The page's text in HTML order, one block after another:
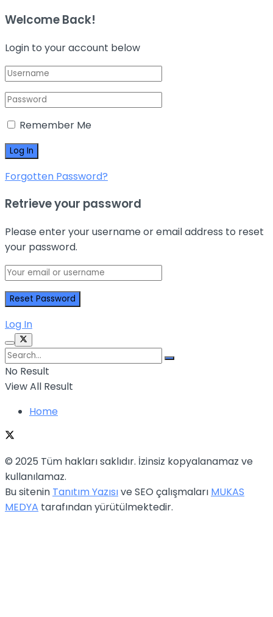
Welcome Back!
Login to your account below
Remember Me
Forgotten Password?
Retrieve your password
Please enter your username or email address to reset
your password.
Log In
No Result
View All Result
Home
© 2025 Tüm hakları saklıdır. İzinsiz kopyalanamaz ve
kullanılamaz.
Bu sitenin Tanıtım Yazısıve SEO çalışmaları MUKAS
MEDYA tarafından yürütülmektedir.